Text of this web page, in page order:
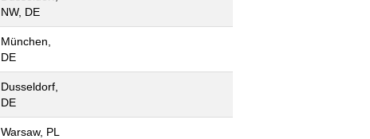
NW, DE
München,
DE
Dusseldorf,
DE
Warsaw, PL